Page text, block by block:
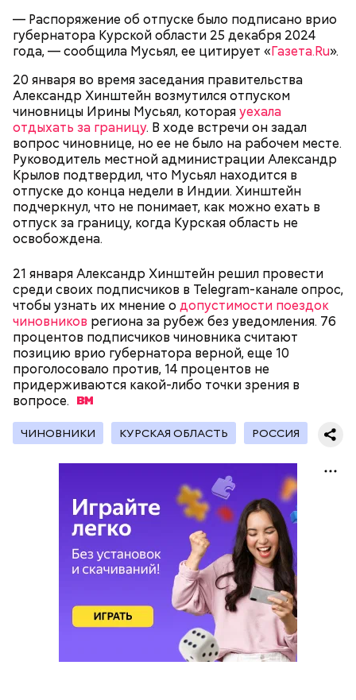
— Распоряжение об отпуске было подписано врио
губернатора Курской области 25 декабря 2024
года, — сообщила Мусьял, ее цитирует «Газета.Ru».
20 января во время заседания правительства
Александр Хинштейн возмутился отпуском
чиновницы Ирины Мусьял, котораяуехала
отдыхать за границу. В ходе встречи он задал
вопрос чиновнице, но ее не было на рабочем месте.
Руководитель местной администрации Александр
Крылов подтвердил, что Мусьял находится в
отпуске до конца недели в Индии. Хинштейн
подчеркнул, что не понимает, как можно ехать в
отпуск за границу, когда Курская область не
освобождена.
21 января Александр Хинштейн решил провести
среди своих подписчиков в Telegram-канале опрос,
чтобы узнать их мнение о допустимости поездок
чиновников региона за рубеж без уведомления. 76
процентов подписчиков чиновника считают
позицию врио губернатора верной, еще 10
проголосовало против, 14 процентов не
придерживаются какой-либо точки зрения в
вопросе.
ЧИНОВНИКИ КУРСКАЯ ОБЛАСТЬ РОССИЯ
кабачок;
петрушка;
оливковое масло;
— Кабачки, порезанные кубиками, нужно легко
обжарить на сковороде. К ним добавляются зелень
петрушки, чеснок, соль и оливковое масло.
Получается очень вкусно, — поделился рецептом
Копылов.
Спагетти из кабачков
с сахарным диабетом;
лишним весом.
— В дыне содержится много сахара, который
представлен фруктозой. С одной стороны — это
хорошо, потому что дает энергию. Но важно
помнить, что сладкими дынями не нужно сильно
увлекаться, так же как и арбузами, людям с
сахарным диабетом и лишним весом, —
подчеркнула доктор.